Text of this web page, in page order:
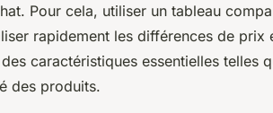
Pour cela, utiliser un tableau
rapidement les différences de prix
caractéristiques essentielles telles
des produits.